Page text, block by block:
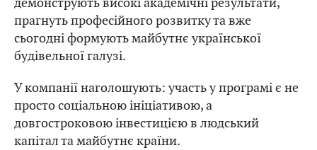
прагнуть професійного розвитку та вже
сьогодні формують майбутнє української
будівельної галузі.
У компанії наголошують: участь у програмі є не
просто соціальною ініціативою, а
довгостроковою інвестицією в людський
капітал та майбутнє країни.